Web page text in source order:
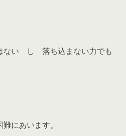
ない し 落ち込まない力でも
にあいます。